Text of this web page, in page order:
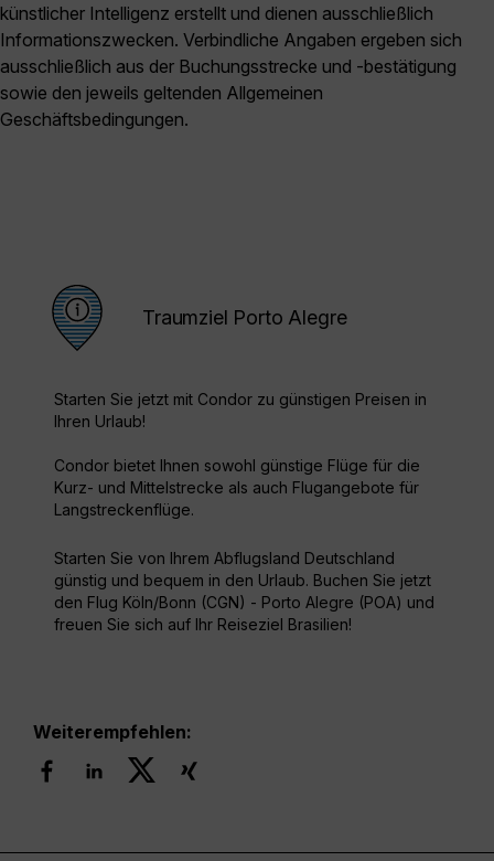
künstlicher Intelligenz erstellt und dienen ausschließlich
Informationszwecken. Verbindliche Angaben ergeben sich
ausschließlich aus der Buchungsstrecke und -bestätigung
sowie den jeweils geltenden Allgemeinen
Geschäftsbedingungen.
Traumziel Porto Alegre
Starten Sie jetzt mit Condor zu günstigen Preisen in
Ihren Urlaub!
Condor bietet Ihnen sowohl günstige Flüge für die
Kurz- und Mittelstrecke als auch Flugangebote für
Langstreckenflüge.
Starten Sie von Ihrem Abflugsland Deutschland
günstig und bequem in den Urlaub. Buchen Sie jetzt
den Flug Köln/Bonn (CGN) - Porto Alegre (POA) und
freuen Sie sich auf Ihr Reiseziel Brasilien!
Weiterempfehlen: